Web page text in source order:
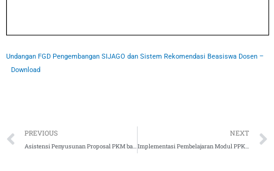
Undangan FGD Pengembangan SIJAGO dan Sistem Rekomendasi Beasiswa Dosen –
Download
Prev
PREVIOUS
Asistensi Penyusunan Proposal PKM bagi Mahasiswa Perguruan Tinggi Swasta di Lingkungan LLDIKTI Wilayah VI Tahun 2023
NEXT
Implementasi Pembelajaran Modul PPKS di Perguruan Tinggi Vokasi Swasta